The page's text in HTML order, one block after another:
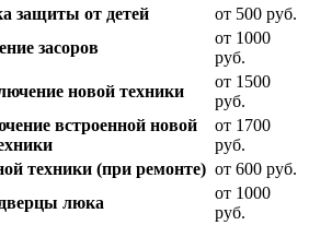
защиты от детей
от 500 руб.
засоров
от 1000
руб.
новой техники
от 1500
руб.
встроенной новой
от 1700
руб.
техники (при ремонте) от 600 руб.
люка
от 1000
руб.